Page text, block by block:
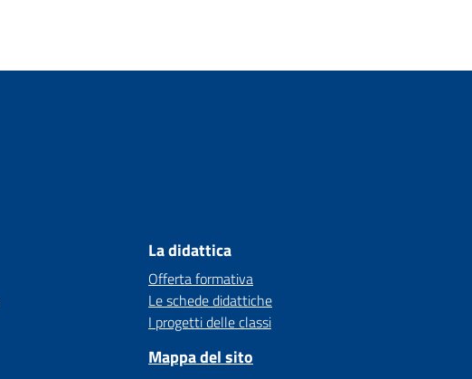
La didattica
Offerta formativa
Le schede didattiche
I progetti delle classi
Mappa del sito